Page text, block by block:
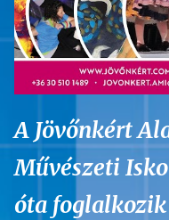
A Jövőnkért
Művészeti
óta foglalkozik